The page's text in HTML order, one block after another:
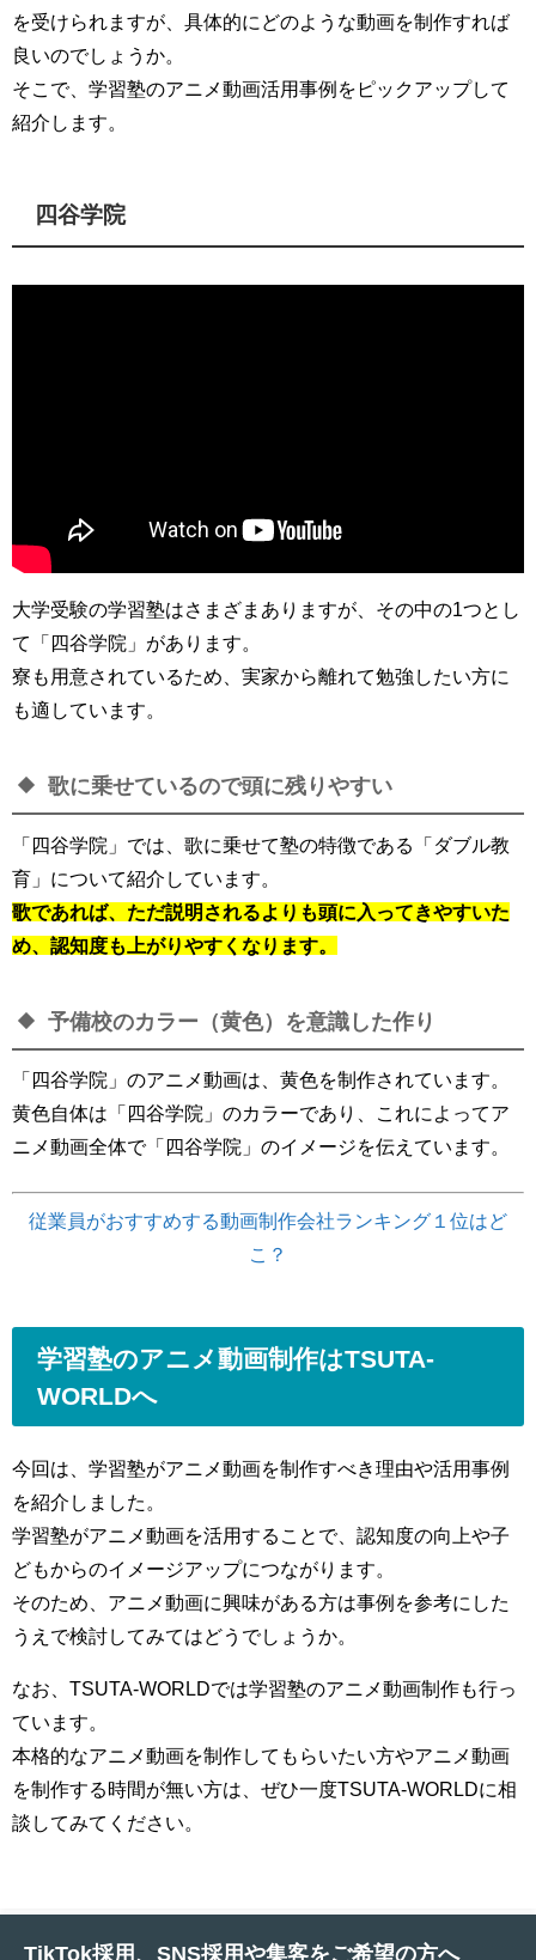
を受けられますが、具体的にどのような動画を制作すれば
良いのでしょうか。
そこで、学習塾のアニメ動画活用事例をピックアップして
紹介します。
四谷学院
大学受験の学習塾はさまざまありますが、その中の1つとし
て「四谷学院」があります。
寮も用意されているため、実家から離れて勉強したい方に
も適しています。
歌に乗せているので頭に残りやすい
「四谷学院」では、歌に乗せて塾の特徴である「ダブル教
育」について紹介しています。
歌であれば、ただ説明されるよりも頭に入ってきやすいた
め、認知度も上がりやすくなります。
予備校のカラー（黄色）を意識した作り
「四谷学院」のアニメ動画は、黄色を制作されています。
黄色自体は「四谷学院」のカラーであり、これによってア
ニメ動画全体で「四谷学院」のイメージを伝えています。
従業員がおすすめする動画制作会社ランキング１位はど
こ？
学習塾のアニメ動画制作はTSUTA-
WORLDへ
今回は、学習塾がアニメ動画を制作すべき理由や活用事例
を紹介しました。
学習塾がアニメ動画を活用することで、認知度の向上や子
どもからのイメージアップにつながります。
そのため、アニメ動画に興味がある方は事例を参考にした
うえで検討してみてはどうでしょうか。
なお、TSUTA-WORLDでは学習塾のアニメ動画制作も行っ
ています。
本格的なアニメ動画を制作してもらいたい方やアニメ動画
を制作する時間が無い方は、ぜひ一度TSUTA-WORLDに相
談してみてください。
TikTok採用、SNS採用や集客をご希望の方へ